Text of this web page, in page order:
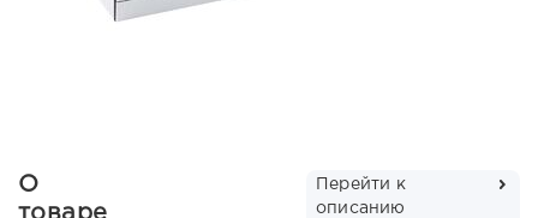
О
товаре
Перейти к
описанию